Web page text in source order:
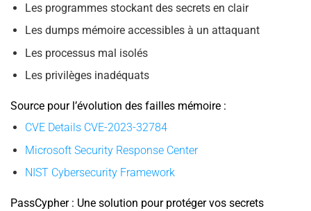
Les programmes stockant des secrets en clair
Les dumps mémoire accessibles à un attaquant
Les processus mal isolés
Les privilèges inadéquats
Source pour l’évolution des failles mémoire :
CVE Details CVE-2023-32784
Microsoft Security Response Center
NIST Cybersecurity Framework
PassCypher : Une solution pour protéger vos secrets